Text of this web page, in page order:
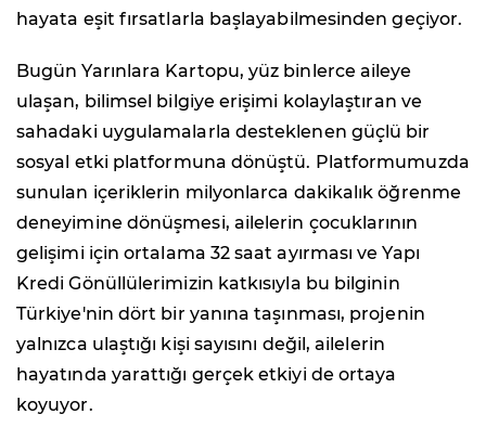
hayata eşit fırsatlarla başlayabilmesinden geçiyor.
Bugün Yarınlara Kartopu, yüz binlerce aileye
ulaşan, bilimsel bilgiye erişimi kolaylaştıran ve
sahadaki uygulamalarla desteklenen güçlü bir
sosyal etki platformuna dönüştü. Platformumuzda
sunulan içeriklerin milyonlarca dakikalık öğrenme
deneyimine dönüşmesi, ailelerin çocuklarının
gelişimi için ortalama 32 saat ayırması ve Yapı
Kredi Gönüllülerimizin katkısıyla bu bilginin
Türkiye'nin dört bir yanına taşınması, projenin
yalnızca ulaştığı kişi sayısını değil, ailelerin
hayatında yarattığı gerçek etkiyi de ortaya
koyuyor.